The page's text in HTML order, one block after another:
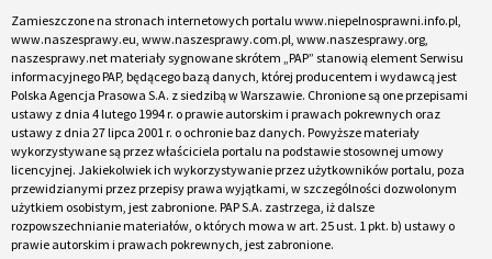
Zamieszczone na stronach internetowych portalu www.niepelnosprawni.info.pl,
www.naszesprawy.eu, www.naszesprawy.com.pl, www.naszesprawy.org,
naszesprawy.net materiały sygnowane skrótem „PAP” stanowią element Serwisu
informacyjnego PAP, będącego bazą danych, której producentem i wydawcą jest
Polska Agencja Prasowa S.A. z siedzibą w Warszawie. Chronione są one przepisami
ustawy z dnia 4 lutego 1994 r. o prawie autorskim i prawach pokrewnych oraz
ustawy z dnia 27 lipca 2001 r. o ochronie baz danych. Powyższe materiały
wykorzystywane są przez właściciela portalu na podstawie stosownej umowy
licencyjnej. Jakiekolwiek ich wykorzystywanie przez użytkowników portalu, poza
przewidzianymi przez przepisy prawa wyjątkami, w szczególności dozwolonym
użytkiem osobistym, jest zabronione. PAP S.A. zastrzega, iż dalsze
rozpowszechnianie materiałów, o których mowa w art. 25 ust. 1 pkt. b) ustawy o
prawie autorskim i prawach pokrewnych, jest zabronione.